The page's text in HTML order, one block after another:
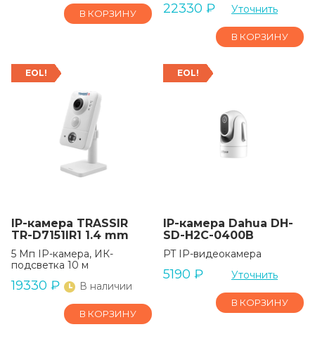
В КОРЗИНУ 22330 ₽ Уточнить
В КОРЗИНУ
EOL!
IP-камера TRASSIR
TR-D7151IR1 1.4 mm
5 Мп IP-камера, ИК-
подсветка 10 м
19330 ₽ В наличии
В КОРЗИНУ
EOL!
IP-камера Dahua DH-
SD-H2C-0400B
PT IP-видеокамера
5190 ₽ Уточнить
В КОРЗИНУ